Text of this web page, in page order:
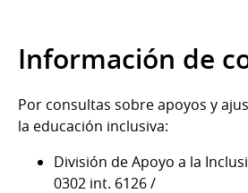
Información de
Por consultas sobre apoyos y
la educación inclusiva:
División de Apoyo a la
0302 int. 6126 /